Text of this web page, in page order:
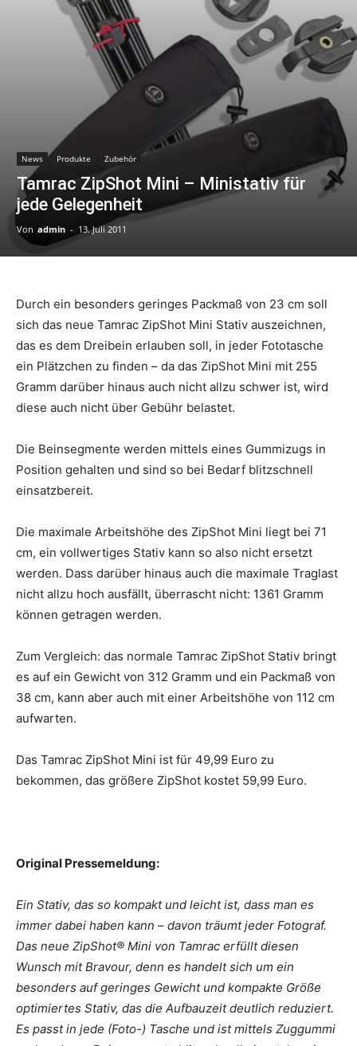
News Produkte Zubehör
Tamrac ZipShot Mini – Ministativ für
jede Gelegenheit
Von admin - 13. Juli 2011
Durch ein besonders geringes Packmaß von 23 cm soll
sich das neue Tamrac ZipShot Mini Stativ auszeichnen,
das es dem Dreibein erlauben soll, in jeder Fototasche
ein Plätzchen zu finden – da das ZipShot Mini mit 255
Gramm darüber hinaus auch nicht allzu schwer ist, wird
diese auch nicht über Gebühr belastet.
Die Beinsegmente werden mittels eines Gummizugs in
Position gehalten und sind so bei Bedarf blitzschnell
einsatzbereit.
Die maximale Arbeitshöhe des ZipShot Mini liegt bei 71
cm, ein vollwertiges Stativ kann so also nicht ersetzt
werden. Dass darüber hinaus auch die maximale Traglast
nicht allzu hoch ausfällt, überrascht nicht: 1361 Gramm
können getragen werden.
Zum Vergleich: das normale Tamrac ZipShot Stativ bringt
es auf ein Gewicht von 312 Gramm und ein Packmaß von
38 cm, kann aber auch mit einer Arbeitshöhe von 112 cm
aufwarten.
Das Tamrac ZipShot Mini ist für 49,99 Euro zu
bekommen, das größere ZipShot kostet 59,99 Euro.
Original Pressemeldung:
Ein Stativ, das so kompakt und leicht ist, dass man es
immer dabei haben kann – davon träumt jeder Fotograf.
Das neue ZipShot® Mini von Tamrac erfüllt diesen
Wunsch mit Bravour, denn es handelt sich um ein
besonders auf geringes Gewicht und kompakte Größe
optimiertes Stativ, das die Aufbauzeit deutlich reduziert.
Es passt in jede (Foto-) Tasche und ist mittels Zuggummi